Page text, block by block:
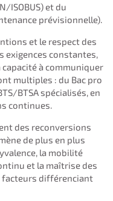
ISOBUS) et du
prévisionnelle).
et le respect des
constantes,
capacité à communiquer
multiples : du Bac pro
BTSA spécialisés, en
continues.
des reconversions
de plus en plus
la mobilité
et la maîtrise des
facteurs différenciant